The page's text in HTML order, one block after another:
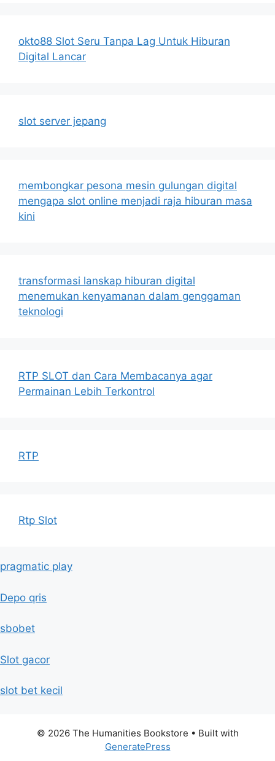
okto88 Slot Seru Tanpa Lag Untuk Hiburan
Digital Lancar
slot server jepang
membongkar pesona mesin gulungan digital
mengapa slot online menjadi raja hiburan masa
kini
transformasi lanskap hiburan digital
menemukan kenyamanan dalam genggaman
teknologi
RTP SLOT dan Cara Membacanya agar
Permainan Lebih Terkontrol
RTP
Rtp Slot
pragmatic play
Depo qris
sbobet
Slot gacor
slot bet kecil
© 2026 The Humanities Bookstore • Built with
GeneratePress